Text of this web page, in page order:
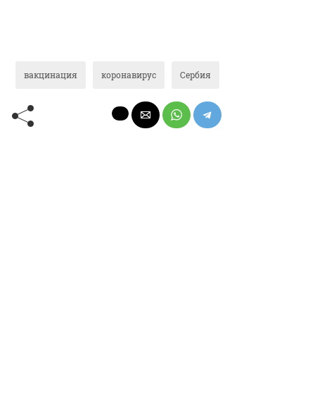
вакцинация коронавирус Сербия